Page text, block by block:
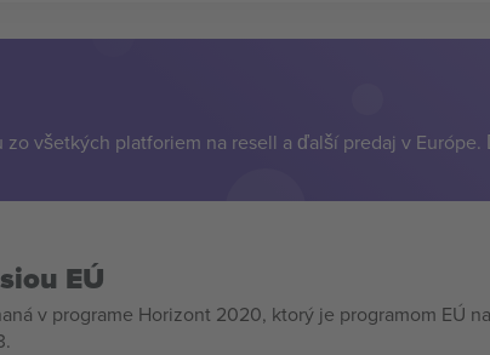
všetkých platforiem na resell a ďalší predaj v Európe.
EÚ
v programe Horizont 2020, ktorý je programom EÚ na